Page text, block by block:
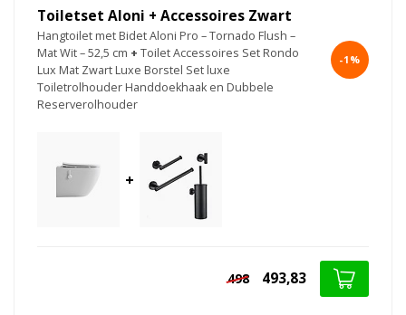
Toiletset Aloni + Accessoires Zwart
Hangtoilet met Bidet Aloni Pro – Tornado Flush –
Mat Wit – 52,5 cm + Toilet Accessoires Set Rondo
Lux Mat Zwart Luxe Borstel Set luxe
Toiletrolhouder Handdoekhaak en Dubbele
Reserverolhouder
-1%
+
498 493,83